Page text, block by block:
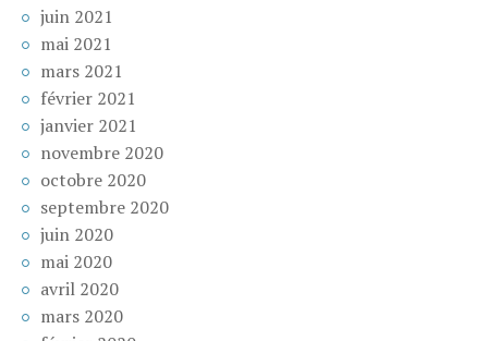
juin 2021
mai 2021
mars 2021
février 2021
janvier 2021
novembre 2020
octobre 2020
septembre 2020
juin 2020
mai 2020
avril 2020
mars 2020